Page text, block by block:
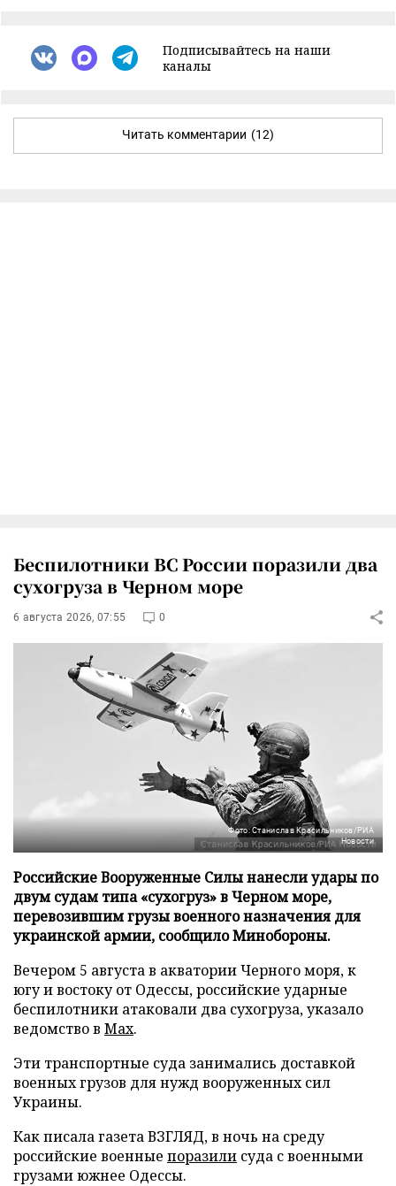
Подписывайтесь на наши
каналы
Читать комментарии (12)
Беспилотники ВС России поразили два
сухогруза в Черном море
6 августа 2026, 07:55 0
Фото: Станислав Красильников/РИА
Новости
Российские Вооруженные Силы нанесли удары по
двум судам типа «сухогруз» в Черном море,
перевозившим грузы военного назначения для
украинской армии, сообщило Минобороны.
Вечером 5 августа в акватории Черного моря, к
югу и востоку от Одессы, российские ударные
беспилотники атаковали два сухогруза, указало
ведомство в Max.
Эти транспортные суда занимались доставкой
военных грузов для нужд вооруженных сил
Украины.
Как писала газета ВЗГЛЯД, в ночь на среду
российские военные поразили суда с военными
грузами южнее Одессы.